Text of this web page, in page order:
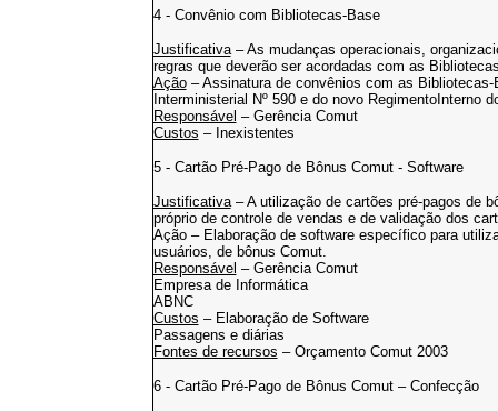
4 - Convênio com Bibliotecas-Base
Justificativa– As mudanças operacionais,
regras que deverão ser acordadas com as
Ação– Assinatura de convênios com as
Interministerial Nº 590 e do novo RegimentoInterno
Responsável – Gerência Comut
Custos – Inexistentes
5 - Cartão Pré-Pago de Bônus Comut - Software
Justificativa– A utilização de cartões pré-pagos de
próprio de controle de vendas e de validação dos
Ação – Elaboração de software específico para
usuários, de bônus Comut.
Responsável – Gerência Comut
Empresa de Informática
ABNC
Custos – Elaboração de Software
Passagens e diárias
Fontes de recursos – Orçamento Comut 2003
6 - Cartão Pré-Pago de Bônus Comut – Confecção